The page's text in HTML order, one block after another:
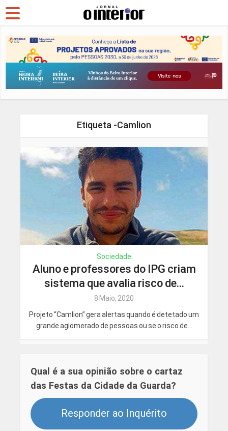
Etiqueta -Camlion
Sociedade
Aluno e professores do IPG criam
sistema que avalia risco de...
8 Maio, 2020
Projeto “Camlion” gera alertas quando é detetado um
grande aglomerado de pessoas ou se o risco de...
Qual é a sua opinião sobre o cartaz
das Festas da Cidade da Guarda?
Responder ao Inquérito